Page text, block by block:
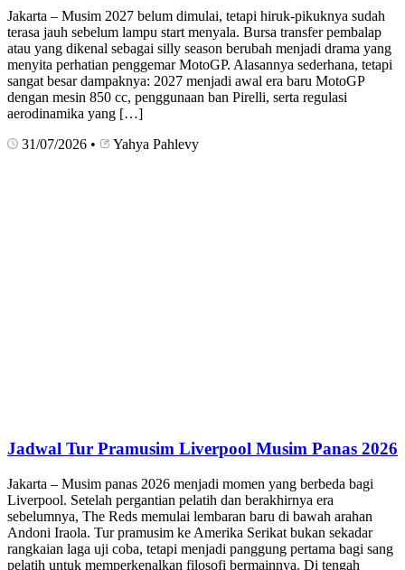
Jakarta – Musim 2027 belum dimulai, tetapi hiruk-pikuknya sudah
terasa jauh sebelum lampu start menyala. Bursa transfer pembalap
atau yang dikenal sebagai silly season berubah menjadi drama yang
menyita perhatian penggemar MotoGP. Alasannya sederhana, tetapi
sangat besar dampaknya: 2027 menjadi awal era baru MotoGP
dengan mesin 850 cc, penggunaan ban Pirelli, serta regulasi
aerodinamika yang […]
31/07/2026 • Yahya Pahlevy
Jadwal Tur Pramusim Liverpool Musim Panas 2026
Jakarta – Musim panas 2026 menjadi momen yang berbeda bagi
Liverpool. Setelah pergantian pelatih dan berakhirnya era
sebelumnya, The Reds memulai lembaran baru di bawah arahan
Andoni Iraola. Tur pramusim ke Amerika Serikat bukan sekadar
rangkaian laga uji coba, tetapi menjadi panggung pertama bagi sang
pelatih untuk memperkenalkan filosofi bermainnya. Di tengah